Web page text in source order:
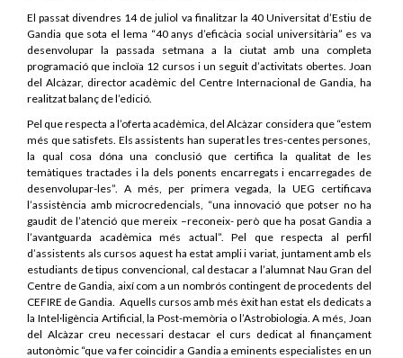
El passat divendres 14 de juliol va finalitzar la 40 Universitat d’Estiu de
Gandia que sota el lema “40 anys d’eficàcia social universitària” es va
desenvolupar la passada setmana a la ciutat amb una completa
programació que incloïa 12 cursos i un seguit d’activitats obertes. Joan
del Alcàzar, director acadèmic del Centre Internacional de Gandia, ha
realitzat balanç de l’edició.
Pel que respecta a l’oferta acadèmica, del Alcàzar considera que “estem
més que satisfets. Els assistents han superat les tres-centes persones,
la qual cosa dóna una conclusió que certifica la qualitat de les
temàtiques tractades i la dels ponents encarregats i encarregades de
desenvolupar-les”. A més, per primera vegada, la UEG certificava
l’assistència amb microcredencials, “una innovació que potser no ha
gaudit de l’atenció que mereix –reconeix- però que ha posat Gandia a
l’avantguarda acadèmica més actual”. Pel que respecta al perfil
d’assistents als cursos aquest ha estat ampli i variat, juntament amb els
estudiants de tipus convencional, cal destacar a l’alumnat Nau Gran del
Centre de Gandia, així com a un nombrós contingent deprocedents del
CEFIRE de Gandia. Aquells cursos amb més èxit han estat els dedicats a
la Intel·ligència Artificial, la Post-memòria o l’Astrobiologia. A més, Joan
del Alcàzar creu necessari destacar el curs dedicat al finançament
autonòmic “que va fer coincidir a Gandia a eminents especialistes en un